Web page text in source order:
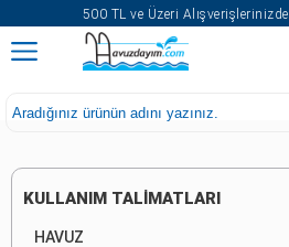
500 TL ve Üzeri Alışverişlerinizde
KULLANIM TALİMATLARI
HAVUZ